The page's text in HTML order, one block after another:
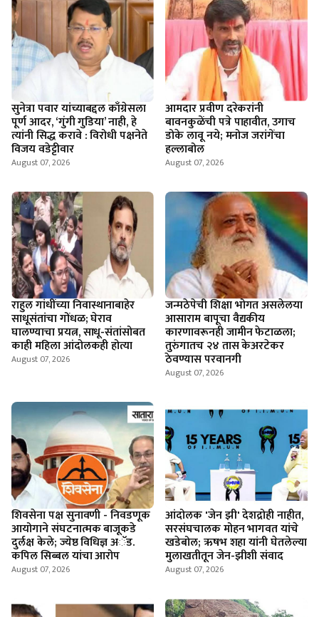
सुनेत्रा पवार यांच्याबद्दल काँग्रेसला
पूर्ण आदर, ‘गुंगी गुडिया’ नाही, हे
त्यांनी सिद्ध करावे : विरोधी पक्षनेते
विजय वडेट्टीवार
August 07, 2026
आमदार प्रवीण दरेकरांनी
बावनकुळेंची पत्रे पाहावीत, उगाच
डोके लावू नये; मनोज जरांगेंचा
हल्लाबोल
August 07, 2026
राहुल गांधींच्या निवास्थानाबाहेर
साधूसंतांचा गोंधळ; घेराव
घालण्याचा प्रयत्न, साधू-संतांसोबत
काही महिला आंदोलकही होत्या
August 07, 2026
जन्मठेपेची शिक्षा भोगत असलेलया
आसाराम बापूचा वैद्यकीय
कारणावरूनही जामीन फेटाळला;
तुरुंगातच २४ तास केअरटेकर
ठेवण्यास परवानगी
August 07, 2026
शिवसेना पक्ष सुनावणी - निवडणूक
आयोगाने संघटनात्मक बाजूकडे
दुर्लक्ष केले; ज्येष्ठ विधिज्ञ अॅड.
कपिल सिब्बल यांचा आरोप
August 07, 2026
आंदोलक 'जेन झी' देशद्रोही नाहीत,
सरसंघचालक मोहन भागवत यांचे
खडेबोल; ऋषभ शहा यांनी घेतलेल्या
मुलाखतीतून जेन-झीशी संवाद
August 07, 2026